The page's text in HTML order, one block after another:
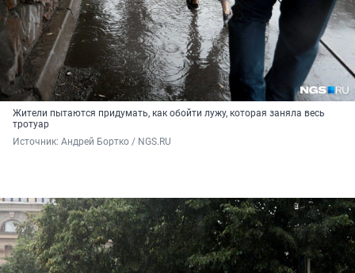
Жители пытаются придумать, как обойти лужу, которая заняла весь
тротуар
Источник: Андрей Бортко / NGS.RU